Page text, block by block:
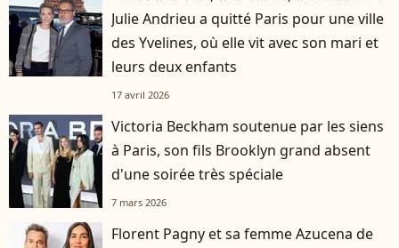
Julie Andrieu a quitté Paris pour une ville
des Yvelines, où elle vit avec son mari et
leurs deux enfants
17 avril 2026
Victoria Beckham soutenue par les siens
à Paris, son fils Brooklyn grand absent
d'une soirée très spéciale
7 mars 2026
Florent Pagny et sa femme Azucena de